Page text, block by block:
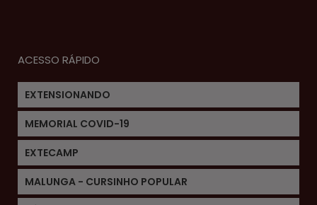
ACESSO RÁPIDO
EXTENSIONANDO
MEMORIAL COVID-19
EXTECAMP
MALUNGA - CURSINHO POPULAR